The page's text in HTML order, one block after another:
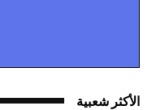
الأكثر شعبية